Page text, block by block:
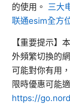
的使用。 三大
联通esim全方
【重要提示】
外頻繁切換的
可能對你有用
限時優惠可能
https://